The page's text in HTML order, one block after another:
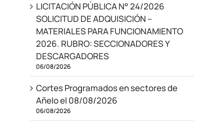
LICITACIÓN PÚBLICA N° 24/2026
SOLICITUD DE ADQUISICIÓN –
MATERIALES PARA FUNCIONAMIENTO
2026. RUBRO: SECCIONADORES Y
DESCARGADORES
06/08/2026
Cortes Programados en sectores de
Añelo el 08/08/2026
06/08/2026